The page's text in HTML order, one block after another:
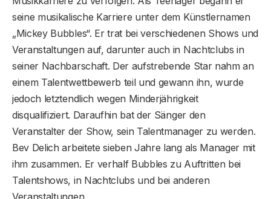
seine musikalische Karriere unter dem Künstlernamen
„Mickey Bubbles“. Er trat bei verschiedenen Shows und
Veranstaltungen auf, darunter auch in Nachtclubs in
seiner Nachbarschaft. Der aufstrebende Star nahm an
einem Talentwettbewerb teil und gewann ihn, wurde
jedoch letztendlich wegen Minderjährigkeit
disqualifiziert. Daraufhin bat der Sänger den
Veranstalter der Show, sein Talentmanager zu werden.
Bev Delich arbeitete sieben Jahre lang als Manager mit
ihm zusammen. Er verhalf Bubbles zu Auftritten bei
Talentshows, in Nachtclubs und bei anderen
Veranstaltungen.